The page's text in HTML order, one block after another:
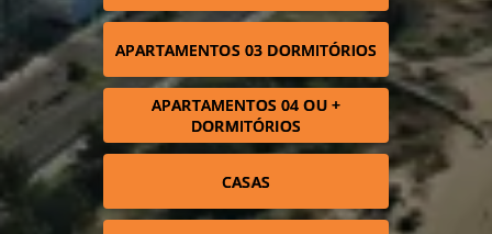
APARTAMENTOS 03 DORMITÓRIOS
APARTAMENTOS 04 OU +
DORMITÓRIOS
CASAS